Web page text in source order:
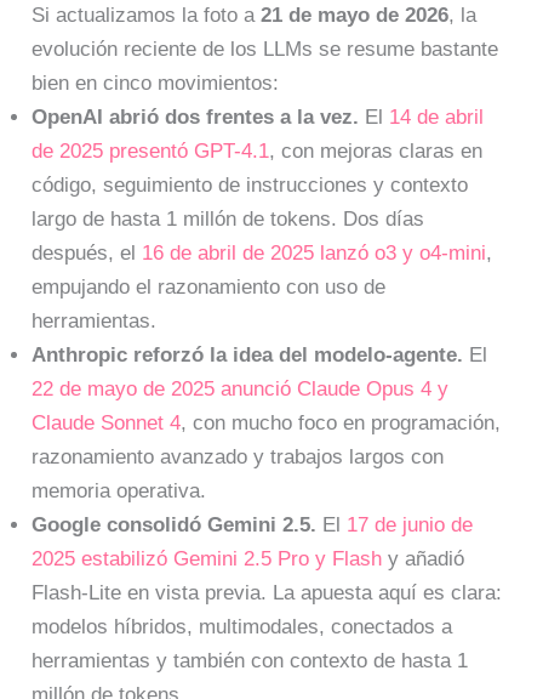
Si actualizamos la foto a21 de mayo de 2026, la
evolución reciente de los LLMs se resume bastante
bien en cinco movimientos:
OpenAI abrió dos frentes a la vez. El 14 de abril
de 2025 presentó GPT-4.1, con mejoras claras en
código, seguimiento de instrucciones y contexto
largo de hasta 1 millón de tokens. Dos días
después, el 16 de abril de 2025 lanzó o3 y o4-mini,
empujando el razonamiento con uso de
herramientas.
Anthropic reforzó la idea del modelo-agente. El
22 de mayo de 2025 anunció Claude Opus 4 y
Claude Sonnet 4, con mucho foco en programación,
razonamiento avanzado y trabajos largos con
memoria operativa.
Google consolidó Gemini 2.5. El 17 de junio de
2025 estabilizó Gemini 2.5 Pro y Flash y añadió
Flash-Lite en vista previa. La apuesta aquí es clara:
modelos híbridos, multimodales, conectados a
herramientas y también con contexto de hasta 1
millón de tokens.